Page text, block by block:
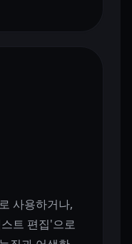
사용하거나,
트 편집'으로